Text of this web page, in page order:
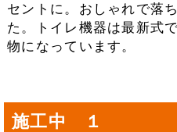
セントに。おしゃれで落
た。トイレ機器は最新式
物になっています。
施工中 １